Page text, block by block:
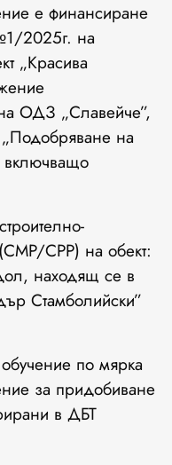
е финансиране
2025г. на
„Красива
ОДЗ „Славейче”,
на
включващо
СРР) на обект:
находящ се в
Стамбoлийски”
по мярка
за придобиване
в ДБТ